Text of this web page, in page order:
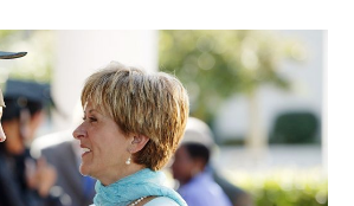
날이었습니다. 친정 오빠로부터 엄마에게 살날이
말을 전해 들었습니다. 엄마가 암 투병 중이긴
데는 지장이 없었고, 통화할 때마다 늘 밝고
히 이겨내실 거라 생각했습니다. 저는 오빠의 말을
으로 가는 내내 마음속으로 생각했지요. ‘우리
지지 않아.’ 하지만 엄마의 얼굴을 마주하는 순간
습니다. 온몸은 누렇게 변해 있었고, 배는 복수가 차